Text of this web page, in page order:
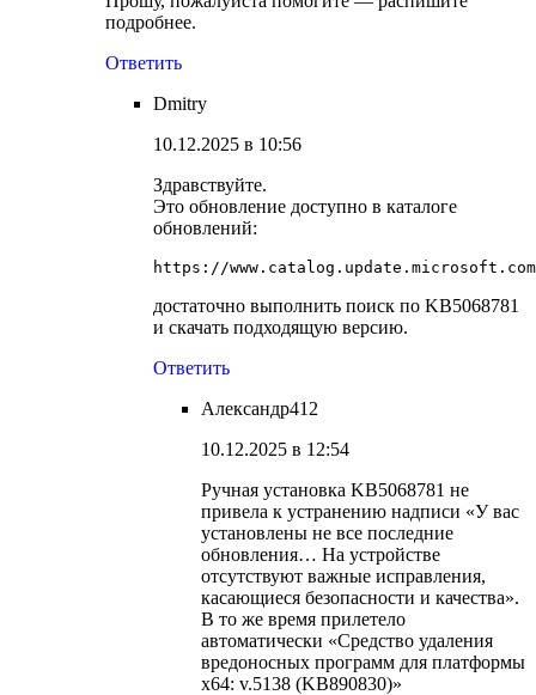
подробнее.
Ответить
Dmitry
10.12.2025 в 10:56
Здравствуйте.
Это обновление доступно в каталоге
обновлений:
https://
достаточно выполнить поиск по KB5068781
и скачать подходящую версию.
Ответить
Александр412
10.12.2025 в 12:54
Ручная установка KB5068781 не
привела к устранению надписи «У вас
установлены не все последние
обновления… На устройстве
отсутствуют важные исправления,
касающиеся безопасности и качества».
В то же время прилетело
автоматически «Средство удаления
вредоносных программ для платформы
x64: v.5138 (KB890830)»